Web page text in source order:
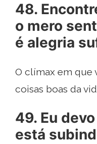
48.
o mero
é alegria
O clímax em que
coisas boas da
49. Eu
está